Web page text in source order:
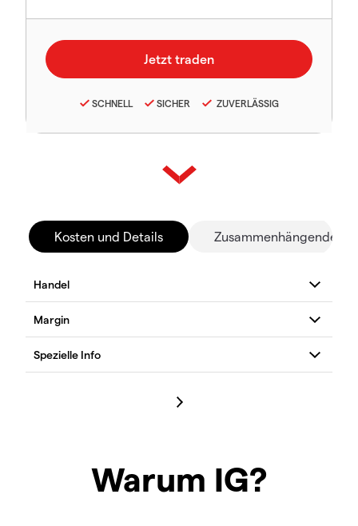
SCHNELL SICHER ZUVERLÄSSIG
Kosten und Details Zusammenhängende
Warum IG?